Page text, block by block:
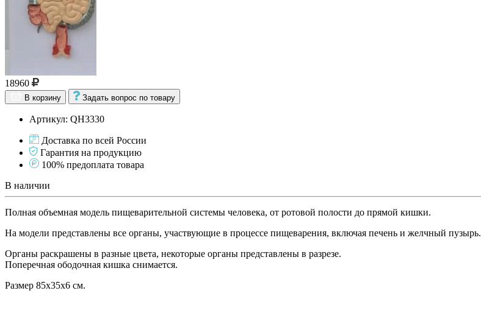
18960
В корзину Задать вопрос по товару
Артикул: QH3330
Доставка по всей России
Гарантия на продукцию
100% предоплата товара
В наличии
Полная объемная модель пищеварительной системы человека, от ротовой полости до прямой кишки.
На модели представлены все органы, участвующие в процессе пищеварения, включая печень и желчный пузырь.
Органы раскрашены в разные цвета, некоторые органы представлены в разрезе.
Поперечная ободочная кишка снимается.
Размер 85х35х6 см.